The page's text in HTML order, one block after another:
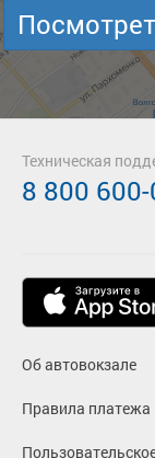
Об автовокзале
Правила платежа
Техническая
8 800